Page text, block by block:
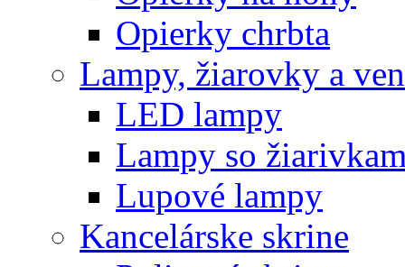
Opierky chrbta
Lampy, žiarovky a
LED lampy
Lampy so
Lupové lampy
Kancelárske skrine